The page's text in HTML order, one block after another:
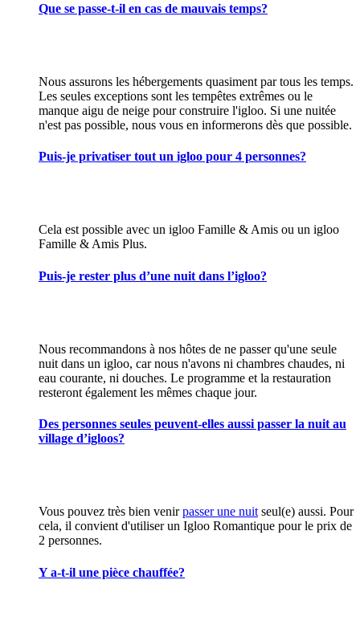
Que se passe-t-il en cas de mauvais temps?
Nous assurons les hébergements quasiment par tous les temps.
Les seules exceptions sont les tempêtes extrêmes ou le
manque aigu de neige pour construire l'igloo. Si une nuitée
n'est pas possible, nous vous en informerons dès que possible.
Puis-je privatiser tout un igloo pour 4 personnes?
Cela est possible avec un igloo Famille & Amis ou un igloo
Famille & Amis Plus.
Puis-je rester plus d’une nuit dans l’igloo?
Nous recommandons à nos hôtes de ne passer qu'une seule
nuit dans un igloo, car nous n'avons ni chambres chaudes, ni
eau courante, ni douches. Le programme et la restauration
resteront également les mêmes chaque jour.
Des personnes seules peuvent-elles aussi passer la nuit au
village d’igloos?
Vous pouvez très bien venirpasser une nuitseul(e) aussi. Pour
cela, il convient d'utiliser un Igloo Romantique pour le prix de
2 personnes.
Y a-t-il une pièce chauffée?